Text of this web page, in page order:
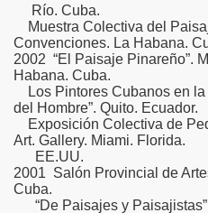
Río. Cuba.
Muestra Colectiva del
Convenciones. La Habana.
2002 “El Paisaje Pinareño”.
Habana. Cuba.
Los Pintores Cubanos en
del Hombre”. Quito.
Exposición Colectiva de
Art. Gallery. Miami. Florida.
EE.UU.
2001 Salón Provincial de
Cuba.
“De Paisajes y